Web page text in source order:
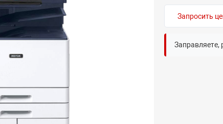
Запросить
Заправляете,